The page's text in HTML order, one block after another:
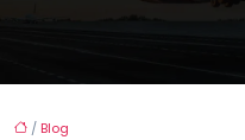
/ Blog